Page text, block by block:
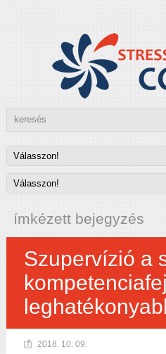
ímkézett bejegyzés
Szupervízió a
2018. 10. 09.